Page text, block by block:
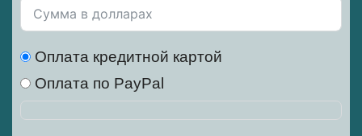
Оплата кредитной картой
Оплата по PayPal